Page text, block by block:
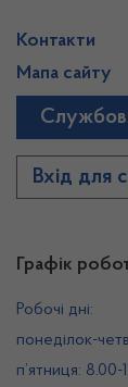
Графік
Робочі дні:
понеділок-
п’ятниця: 8.00-
Контакти
Мапа сайту
Вхід для